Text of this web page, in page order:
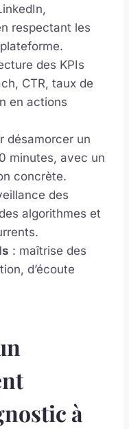
respectant les
des KPIs
CTR, taux de
en actions
désamorcer un
minutes, avec un
concrète.
des
algorithmes et
: maîtrise des
d’écoute
à